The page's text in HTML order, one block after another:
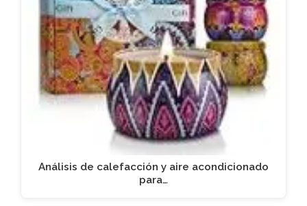
Análisis de calefacción y aire acondicionado
para…